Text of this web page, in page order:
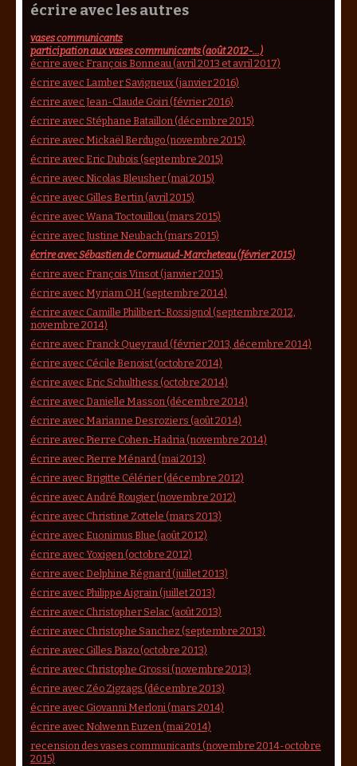
écrire avec les autres
vases communicants
participation aux vases communicants (août 2012-...)
écrire avec François Bonneau (avril 2013 et avril 2017)
écrire avec Lamber Savigneux (janvier 2016)
écrire avec Jean-Claude Goiri (février 2016)
écrire avec Stéphane Bataillon (décembre 2015)
écrire avec Mickaël Berdugo (novembre 2015)
écrire avec Eric Dubois (septembre 2015)
écrire avec Nicolas Bleusher (mai 2015)
écrire avec Gilles Bertin (avril 2015)
écrire avec Wana Toctouillou (mars 2015)
écrire avec Justine Neubach (mars 2015)
écrire avec Sébastien de Cornuaud-Marcheteau (février 2015)
écrire avec François Vinsot (janvier 2015)
écrire avec Myriam OH (septembre 2014)
écrire avec Camille Philibert-Rossignol (septembre 2012,
novembre 2014)
écrire avec Franck Queyraud (février 2013, décembre 2014)
écrire avec Cécile Benoist (octobre 2014)
écrire avec Eric Schulthess (octobre 2014)
écrire avec Danielle Masson (décembre 2014)
écrire avec Marianne Desroziers (août 2014)
écrire avec Pierre Cohen-Hadria (novembre 2014)
écrire avec Pierre Ménard (mai 2013)
écrire avec Brigitte Célérier (décembre 2012)
écrire avec André Rougier (novembre 2012)
écrire avec Christine Zottele (mars 2013)
écrire avec Euonimus Blue (août 2012)
écrire avec Yoxigen (octobre 2012)
écrire avec Delphine Régnard (juillet 2013)
écrire avec Philippe Aigrain (juillet 2013)
écrire avec Christopher Selac (août 2013)
écrire avec Christophe Sanchez (septembre 2013)
écrire avec Gilles Piazo (octobre 2013)
écrire avec Christophe Grossi (novembre 2013)
écrire avec Zéo Zigzags (décembre 2013)
écrire avec Giovanni Merloni (mars 2014)
écrire avec Nolwenn Euzen (mai 2014)
recension des vases communicants (novembre 2014-octobre
2015)